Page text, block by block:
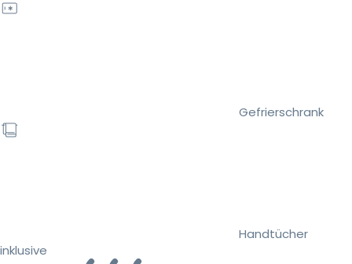
Gefrierschrank
Handtücher
inklusive